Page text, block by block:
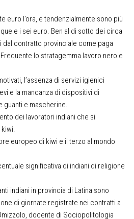
euro l’ora, e tendenzialmente sono più
e i sei euro. Ben al di sotto dei circa
dal contratto provinciale come paga
lo stratagemma lavoro nero e
l’assenza di servizi igienici
e la mancanza di dispositivi di
e mascherine.
dei lavoratori indiani che si
europeo di kiwi e il terzo al mondo
significativa di indiani di religione
indiani in provincia di Latina sono
di giornate registrate nei contratti a
docente di Sociopolitologia